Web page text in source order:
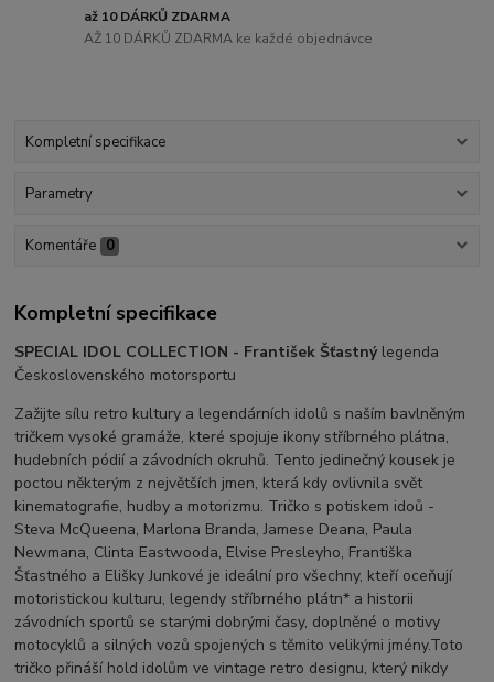
až 10 DÁRKŮ ZDARMA
AŽ 10 DÁRKŮ ZDARMA ke každé objednávce
Kompletní specifikace
Parametry
Komentáře 0
Kompletní specifikace
SPECIAL IDOL COLLECTION - František Šťastný legenda
Československého motorsportu
Zažijte sílu retro kultury a legendárních idolů s naším bavlněným
tričkem vysoké gramáže, které spojuje ikony stříbrného plátna,
hudebních pódií a závodních okruhů. Tento jedinečný kousek je
poctou některým z největších jmen, která kdy ovlivnila svět
kinematografie, hudby a motorizmu. Tričko s potiskem idoů -
Steva McQueena, Marlona Branda, Jamese Deana, Paula
Newmana, Clinta Eastwooda, Elvise Presleyho, Františka
Šťastného a Elišky Junkové je ideální pro všechny, kteří oceňují
motoristickou kulturu, legendy stříbrného plátn* a historii
závodních sportů se starými dobrými časy, doplněné o motivy
motocyklů a silných vozů spojených s těmito velikými jmény.Toto
tričko přináší hold idolům ve vintage retro designu, který nikdy